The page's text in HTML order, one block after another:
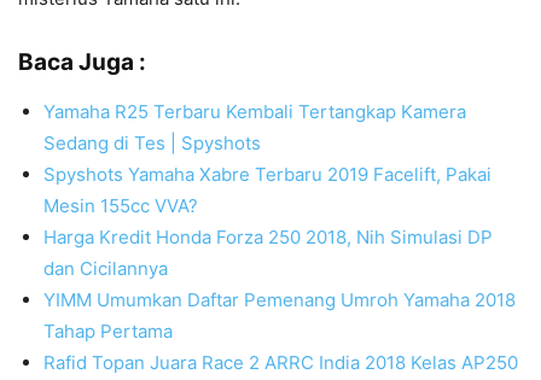
Baca Juga :
Yamaha R25 Terbaru Kembali Tertangkap Kamera
Sedang di Tes | Spyshots
Spyshots Yamaha Xabre Terbaru 2019 Facelift, Pakai
Mesin 155cc VVA?
Harga Kredit Honda Forza 250 2018, Nih Simulasi DP
dan Cicilannya
YIMM Umumkan Daftar Pemenang Umroh Yamaha 2018
Tahap Pertama
Rafid Topan Juara Race 2 ARRC India 2018 Kelas AP250